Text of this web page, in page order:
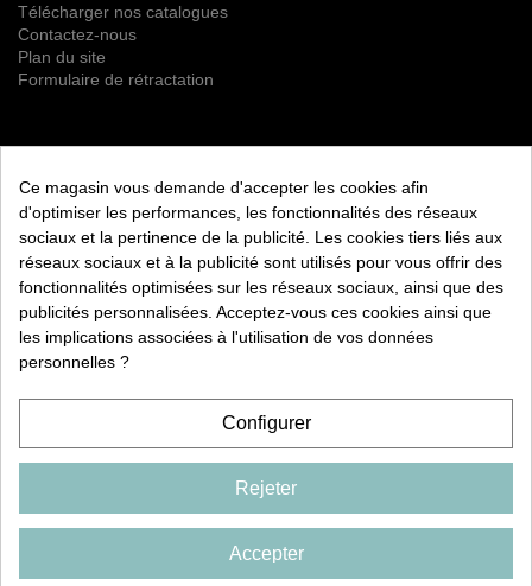
Télécharger nos catalogues
Contactez-nous
Plan du site
Formulaire de rétractation
S’ABONNER
Vous pouvez vous désinscrire à tout moment. Vous trouverez
pour cela nos informations de contact dans les conditions
d'utilisation du site.
RETROUVEZ NOUS ÉGALEMENT SUR LES RÉSEAUX
SOCIAUX :
COPYRIGHT 2026 CXD
FRANCE. TOUS DROITS
RESERVÉS
Ce magasin vous demande d'accepter les cookies afin
d'optimiser les performances, les fonctionnalités des réseaux
sociaux et la pertinence de la publicité. Les cookies tiers liés aux
réseaux sociaux et à la publicité sont utilisés pour vous offrir des
fonctionnalités optimisées sur les réseaux sociaux, ainsi que des
publicités personnalisées. Acceptez-vous ces cookies ainsi que
les implications associées à l'utilisation de vos données
personnelles ?
Configurer
Rejeter
Accepter